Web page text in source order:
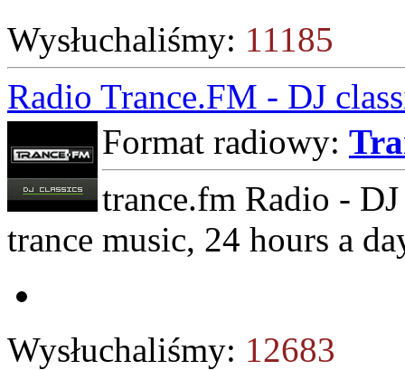
Wysłuchaliśmy: 11185
Radio Trance.FM - DJ
Format radiowy:
trance.fm Radio -
trance music, 24 hours a
Wysłuchaliśmy: 12683